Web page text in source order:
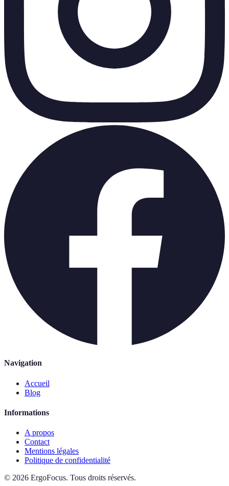
Navigation
Accueil
Blog
Informations
A propos
Contact
Mentions légales
Politique de confidentialité
© 2026 ErgoFocus. Tous droits réservés.